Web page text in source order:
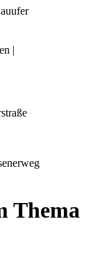
|
Thema